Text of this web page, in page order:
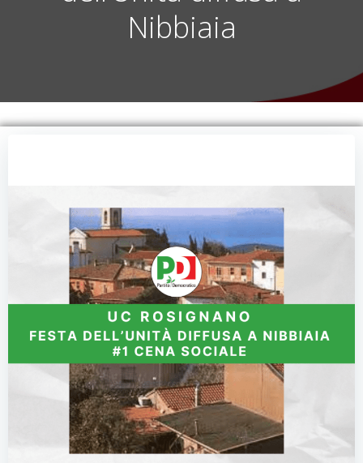
Nibbiaia